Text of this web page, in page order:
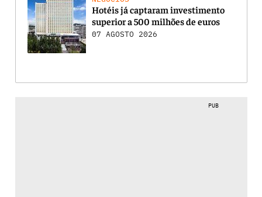
Hotéis já captaram investimento
superior a 500 milhões de euros
07 AGOSTO 2026
PUB